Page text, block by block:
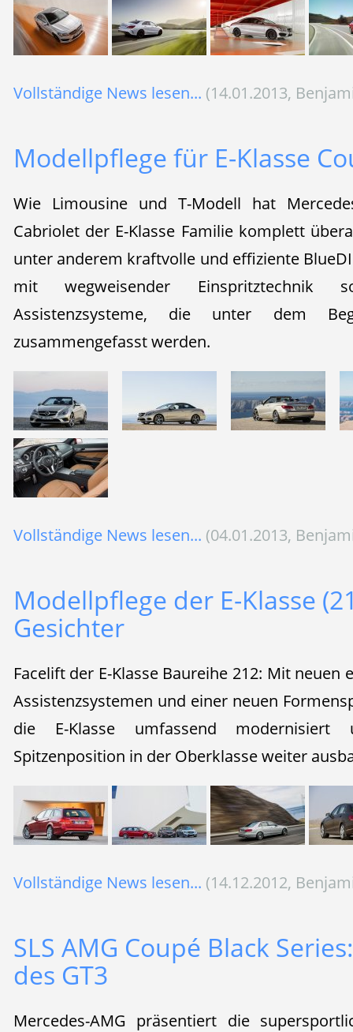
Vollständige News lesen... (14.01.2013,
Modellpflege für E-Klasse
Wie Limousine und T-Modell hat
Cabriolet der E-Klasse Familie komplett
unter anderem kraftvolle und effiziente
mit wegweisender Einspritztechnik
Assistenzsysteme, die unter dem
zusammengefasst werden.
Vollständige News lesen... (04.01.2013,
Modellpflege der E-Klasse
Gesichter
Facelift der E-Klasse Baureihe 212: Mit
Assistenzsystemen und einer neuen
die E-Klasse umfassend
Spitzenposition in der Oberklasse weiter
Vollständige News lesen... (14.12.2012,
SLS AMG Coupé Black
des GT3
Mercedes-AMG präsentiert die